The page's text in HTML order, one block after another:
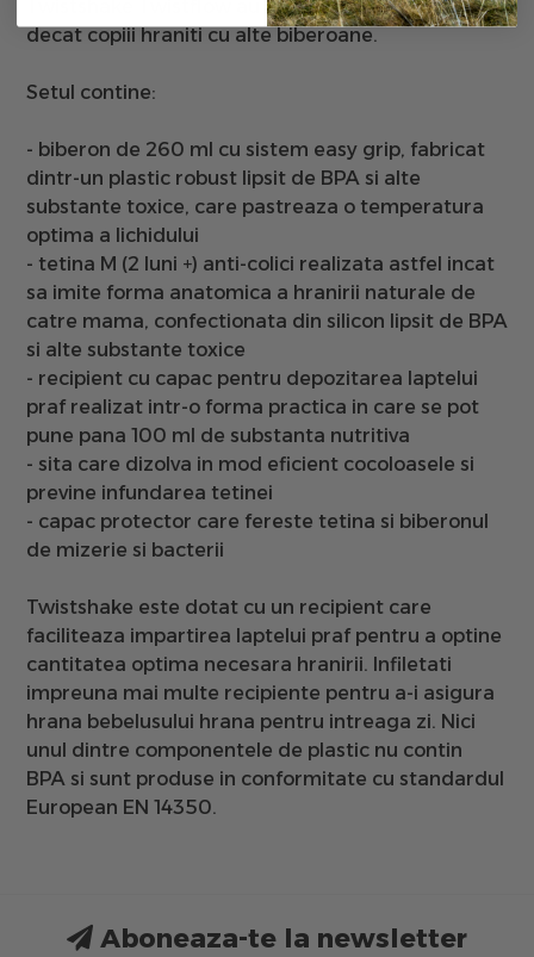
Twistshake Twistflow au avut mai putini colici
decat copiii hraniti cu alte biberoane.
Setul contine:
- biberon de 260 ml cu sistem easy grip, fabricat
dintr-un plastic robust lipsit de BPA si alte
substante toxice, care pastreaza o temperatura
optima a lichidului
- tetina M (2 luni +) anti-colici realizata astfel incat
sa imite forma anatomica a hranirii naturale de
catre mama, confectionata din silicon lipsit de BPA
si alte substante toxice
- recipient cu capac pentru depozitarea laptelui
praf realizat intr-o forma practica in care se pot
pune pana 100 ml de substanta nutritiva
- sita care dizolva in mod eficient cocoloasele si
previne infundarea tetinei
- capac protector care fereste tetina si biberonul
de mizerie si bacterii
Twistshake este dotat cu un recipient care
faciliteaza impartirea laptelui praf pentru a optine
cantitatea optima necesara hranirii. Infiletati
impreuna mai multe recipiente pentru a-i asigura
hrana bebelusului hrana pentru intreaga zi. Nici
unul dintre componentele de plastic nu contin
BPA si sunt produse in conformitate cu standardul
European EN 14350.
Aboneaza-te la newsletter